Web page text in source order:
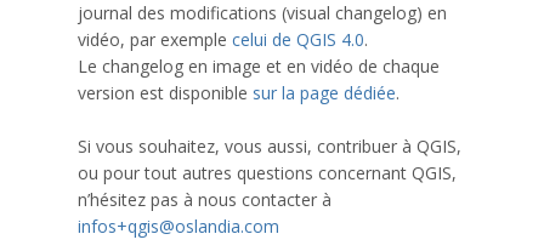
journal des modifications (visual changelog) en
vidéo, par exemple celui de QGIS 4.0.
Le changelog en image et en vidéo de chaque
version est disponible sur la page dédiée.
Si vous souhaitez, vous aussi, contribuer à QGIS,
ou pour tout autres questions concernant QGIS,
n’hésitez pas à nous contacter à
infos+qgis@oslandia.com